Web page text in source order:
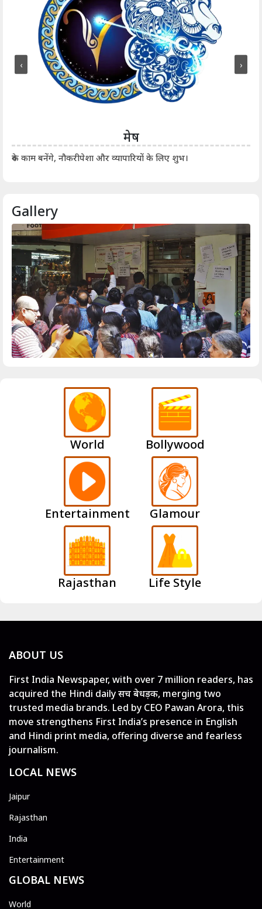
मेष
रुके काम बनेंगे, नौकरीपेशा और व्यापारियों के लिए शुभ।
‹ ›
Gallery
World Bollywood
Entertainment Glamour
Rajasthan Life Style
ABOUT US
First India Newspaper, with over 7 million readers, has
acquired the Hindi daily सच बेधड़क, merging two
trusted media brands. Led by CEO Pawan Arora, this
move strengthens First India’s presence in English
and Hindi print media, offering diverse and fearless
journalism.
LOCAL NEWS
Jaipur
Rajasthan
India
Entertainment
GLOBAL NEWS
World